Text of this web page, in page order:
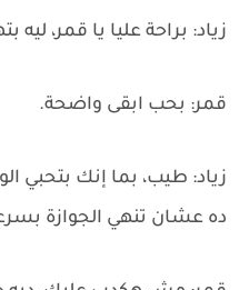
زياد: براحة عليا يا قمر، ليه
قمر: بحب ابقى واضحة.
زياد: طيب، بما إنك بتحبي
ده عشان تنهي الجوازة